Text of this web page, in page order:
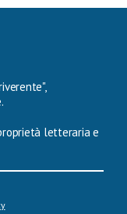
letteraria e